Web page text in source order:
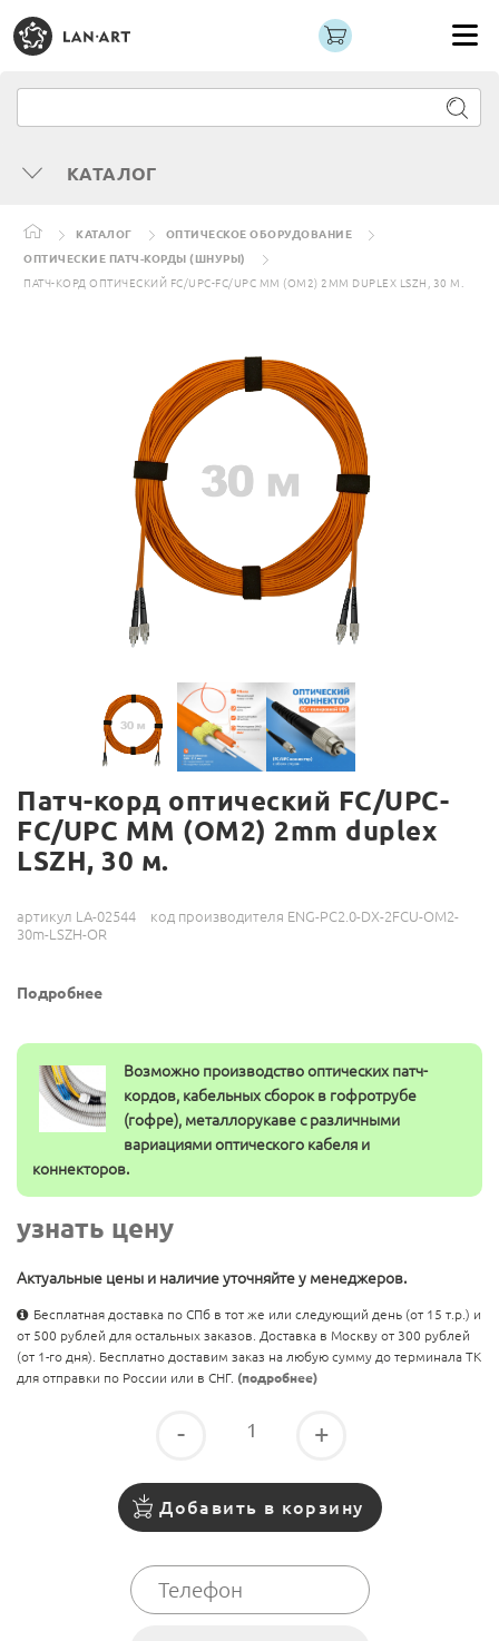
КАТАЛОГ
КАТАЛОГ
ОПТИЧЕСКОЕ ОБОРУДОВАНИЕ
ОПТИЧЕСКИЕ ПАТЧ-КОРДЫ (ШНУРЫ)
ПАТЧ-КОРД ОПТИЧЕСКИЙ FC/UPC-FC/UPC MM (OM2) 2MM DUPLEX LSZH, 30 М.
Патч-корд оптический FC/UPC-
FC/UPC MM (OM2) 2mm duplex
LSZH, 30 м.
артикул LA-02544
код производителя ENG-PC2.0-DX-2FCU-OM2-
30m-LSZH-OR
Подробнее
Возможно производство оптических патч-
кордов, кабельных сборок в гофротрубе
(гофре), металлорукаве с различными
вариациями оптического кабеля и
коннекторов.
узнать цену
Актуальные цены и наличие уточняйте у менеджеров.
Бесплатная доставка по СПб в тот же или следующий день (от 15 т.р.) и
от 500 рублей для остальных заказов. Доставка в Москву от 300 рублей
(от 1-го дня). Бесплатно доставим заказ на любую сумму до терминала ТК
для отправки по России или в СНГ. (подробнее)
- +
Добавить в корзину